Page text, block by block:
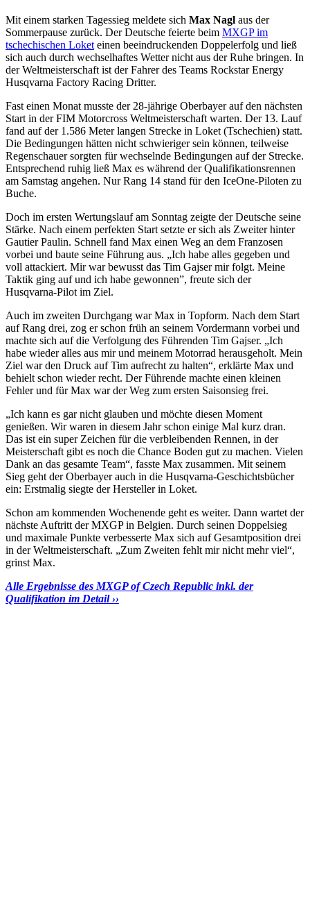
Mit einem starken Tagessieg meldete sich Max Nagl aus der
Sommerpause zurück. Der Deutsche feierte beim MXGP im
tschechischen Loket einen beeindruckenden Doppelerfolg und ließ
sich auch durch wechselhaftes Wetter nicht aus der Ruhe bringen. In
der Weltmeisterschaft ist der Fahrer des Teams Rockstar Energy
Husqvarna Factory Racing Dritter.
Fast einen Monat musste der 28-jährige Oberbayer auf den nächsten
Start in der FIM Motorcross Weltmeisterschaft warten. Der 13. Lauf
fand auf der 1.586 Meter langen Strecke in Loket (Tschechien) statt.
Die Bedingungen hätten nicht schwieriger sein können, teilweise
Regenschauer sorgten für wechselnde Bedingungen auf der Strecke.
Entsprechend ruhig ließ Max es während der Qualifikationsrennen
am Samstag angehen. Nur Rang 14 stand für den IceOne-Piloten zu
Buche.
Doch im ersten Wertungslauf am Sonntag zeigte der Deutsche seine
Stärke. Nach einem perfekten Start setzte er sich als Zweiter hinter
Gautier Paulin. Schnell fand Max einen Weg an dem Franzosen
vorbei und baute seine Führung aus. „Ich habe alles gegeben und
voll attackiert. Mir war bewusst das Tim Gajser mir folgt. Meine
Taktik ging auf und ich habe gewonnen”, freute sich der
Husqvarna-Pilot im Ziel.
Auch im zweiten Durchgang war Max in Topform. Nach dem Start
auf Rang drei, zog er schon früh an seinem Vordermann vorbei und
machte sich auf die Verfolgung des Führenden Tim Gajser. „Ich
habe wieder alles aus mir und meinem Motorrad herausgeholt. Mein
Ziel war den Druck auf Tim aufrecht zu halten“, erklärte Max und
behielt schon wieder recht. Der Führende machte einen kleinen
Fehler und für Max war der Weg zum ersten Saisonsieg frei.
„Ich kann es gar nicht glauben und möchte diesen Moment
genießen. Wir waren in diesem Jahr schon einige Mal kurz dran.
Das ist ein super Zeichen für die verbleibenden Rennen, in der
Meisterschaft gibt es noch die Chance Boden gut zu machen. Vielen
Dank an das gesamte Team“, fasste Max zusammen. Mit seinem
Sieg geht der Oberbayer auch in die Husqvarna-Geschichtsbücher
ein: Erstmalig siegte der Hersteller in Loket.
Schon am kommenden Wochenende geht es weiter. Dann wartet der
nächste Auftritt der MXGP in Belgien. Durch seinen Doppelsieg
und maximale Punkte verbesserte Max sich auf Gesamtposition drei
in der Weltmeisterschaft. „Zum Zweiten fehlt mir nicht mehr viel“,
grinst Max.
Alle Ergebnisse des MXGP of Czech Republic inkl. der
Qualifikation im Detail ››